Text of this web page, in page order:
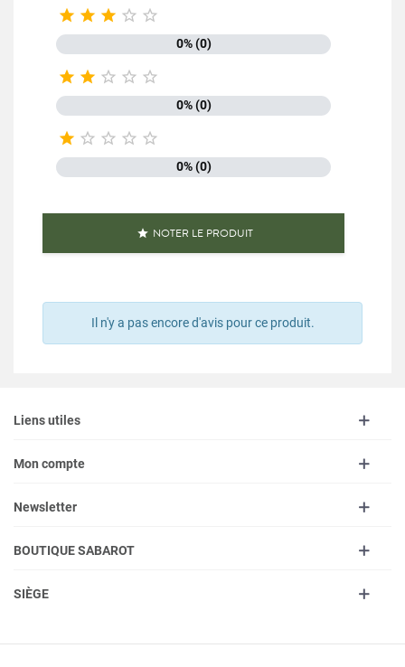
    
0% (0)
    
0% (0)
    
0% (0)
 NOTER LE PRODUIT
Il n'y a pas encore d'avis pour ce produit.
Liens utiles
Mon compte
Newsletter
BOUTIQUE SABAROT
SIÈGE